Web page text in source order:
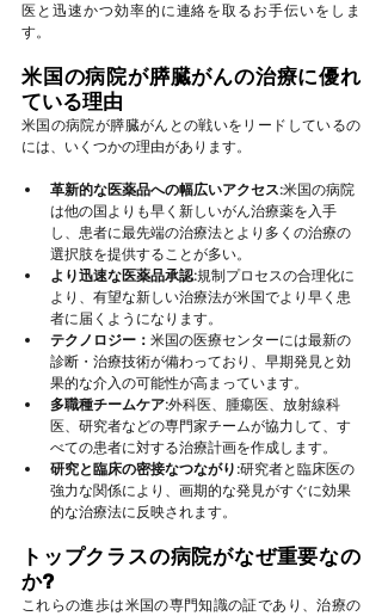
医と迅速かつ効率的に連絡を取るお手伝いをしま
す。
米国の病院が膵臓がんの治療に優れ
ている理由
米国の病院が膵臓がんとの戦いをリードしているの
には、いくつかの理由があります。
革新的な医薬品への幅広いアクセス:米国の病院
は他の国よりも早く新しいがん治療薬を入手
し、患者に最先端の治療法とより多くの治療の
選択肢を提供することが多い。
より迅速な医薬品承認:規制プロセスの合理化に
より、有望な新しい治療法が米国でより早く患
者に届くようになります。
テクノロジー： 米国の医療センターには最新の
診断・治療技術が備わっており、早期発見と効
果的な介入の可能性が高まっています。
多職種チームケア:外科医、腫瘍医、放射線科
医、研究者などの専門家チームが協力して、す
べての患者に対する治療計画を作成します。
研究と臨床の密接なつながり:研究者と臨床医の
強力な関係により、画期的な発見がすぐに効果
的な治療法に反映されます。
トップクラスの病院がなぜ重要なの
か?
これらの進歩は米国の専門知識の証であり、治療の